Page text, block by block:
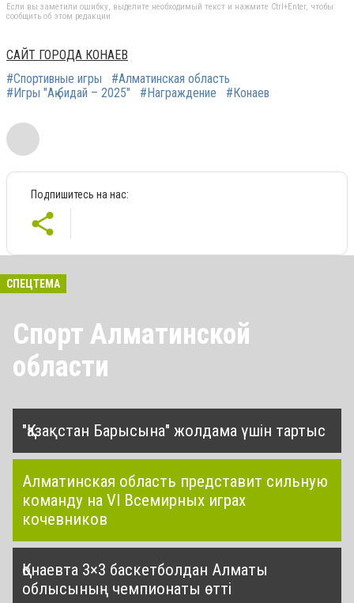
Если вы заметили ошибку, выделите необходимый текст и нажмите Ctrl+Enter, чтобы
сообщить об этом редакции
САЙТ ГОРОДА КОНАЕВ
#Спортивные игры
#Алматинская область
#Игры "Ақ бидай – 2025"
#Награждение #Конаев
Подпишитесь на нас:
СПЕЦТЕМА
Спорт Алматинской
области
"Қазақстан Барысына" жолдама үшін тартыс
Алматинская область представит сильную
команду на VI Всемирных играх
кочевников
Қонаевта 3×3 баскетболдан Алматы
облысының чемпионаты өтті